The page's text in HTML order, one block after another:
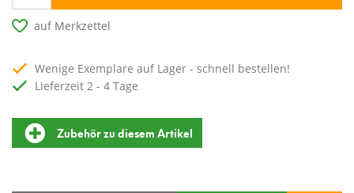
auf Merkzettel
Wenige Exemplare auf Lager - schnell bestellen!
Lieferzeit 2 - 4 Tage
Zubehör zu diesem Artikel